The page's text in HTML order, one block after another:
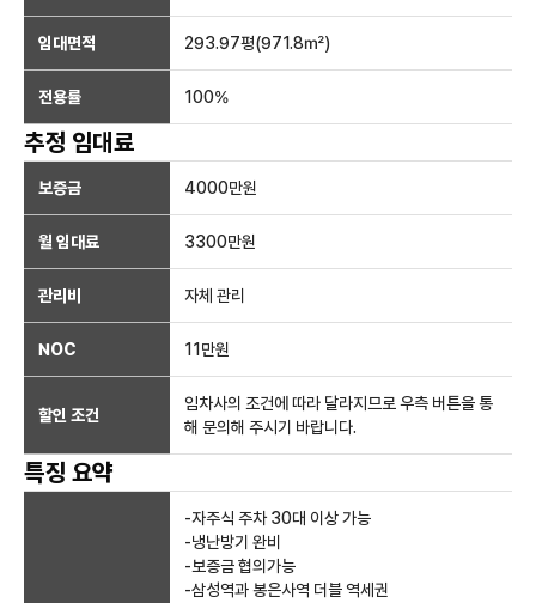
임대면적 293.97평(971.8㎡)
전용률 100%
추정 임대료
보증금 4000만원
월 임대료 3300만원
관리비 자체 관리
NOC 11만원
할인 조건
임차사의 조건에 따라 달라지므로 우측 버튼을 통
해 문의해 주시기 바랍니다.
특징 요약
-자주식 주차 30대 이상 가능
-냉난방기 완비
-보증금 협의가능
-삼성역과 봉은사역 더블 역세권